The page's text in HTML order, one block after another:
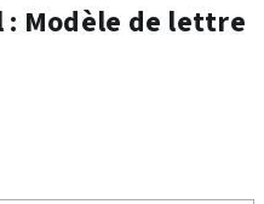
: Modèle de lettre